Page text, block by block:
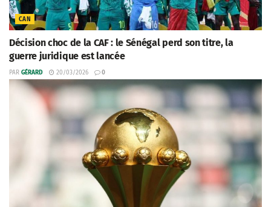
CAN
Décision choc de la CAF : le Sénégal perd son titre, la
guerre juridique est lancée
PAR GÉRARD 20/03/2026 0